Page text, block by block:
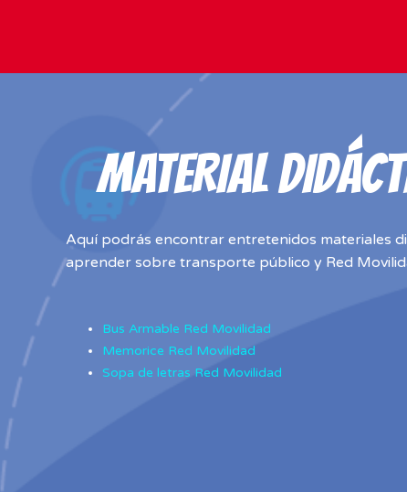
MATERIAL
Aquí podrás encontrar entretenidos materiales
aprender sobre transporte público y Red
Bus Armable Red Movilidad
Memorice Red Movilidad
Sopa de letras Red Movilidad